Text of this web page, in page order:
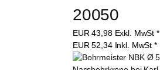
20050
EUR43,98 Exkl. MwSt *
EUR52,34 Inkl. MwSt *